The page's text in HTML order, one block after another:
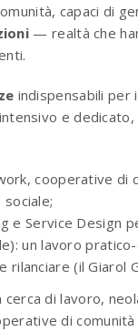
capaci di
— realtà che
indispensabili per
intensivo e
cooperative di
e Service Design
un lavoro
(il Giarol
di lavoro,
di